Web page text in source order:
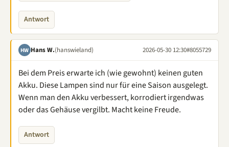
Antwort
HW Hans W.(hanswieland) 2026-05-30 12:30#8055729
Bei dem Preis erwarte ich (wie gewohnt) keinen guten
Akku. Diese Lampen sind nur für eine Saison ausgelegt.
Wenn man den Akku verbessert, korrodiert irgendwas
oder das Gehäuse vergilbt. Macht keine Freude.
Antwort